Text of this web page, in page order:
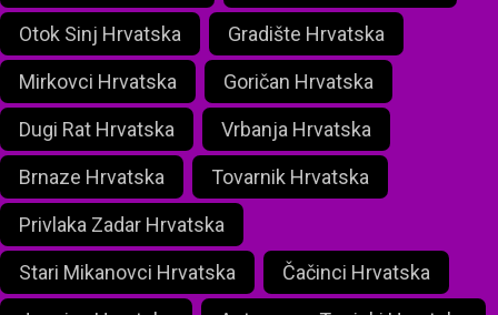
Otok Sinj Hrvatska Gradište Hrvatska
Mirkovci Hrvatska Goričan Hrvatska
Dugi Rat Hrvatska Vrbanja Hrvatska
Brnaze Hrvatska Tovarnik Hrvatska
Privlaka Zadar Hrvatska
Stari Mikanovci Hrvatska Čačinci Hrvatska